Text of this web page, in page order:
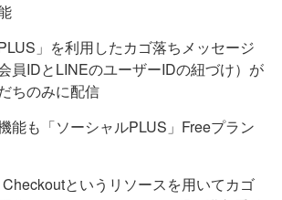
」を利用したカゴ落ちメッセージ
員IDとLINEのユーザーIDの紐づけ）が
ちのみに配信
能も「ソーシャルPLUS」Freeプラン
というリソースを用いてカゴ